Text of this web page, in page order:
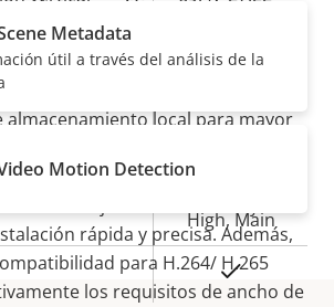
un protector contra la intemperie
IP66/IP67 opcional, esta cámara de
es ideal para montaje en pared al
almacenamiento local para mayor
y fiabilidad. Y, gracias
de zoom y enfoque remotos,
rápida y precisa. Además,
para H.264/ H.265
los requisitos de ancho de
la
High, Main
Sí
Metadata
útil a través del análisis de la
Motion Detection